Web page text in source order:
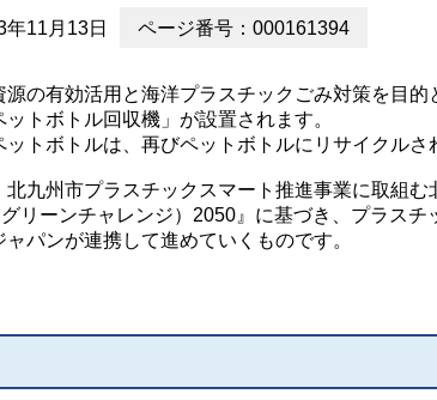
年11月13日 ページ番号：000161394
の有効活用と海洋プラスチックごみ対策を目的
ットボトル回収機」が設置されます。
トボトルは、再びペットボトルにリサイクルさ
九州市プラスチックスマート推進事業に取組
リーンチャレンジ）2050』に基づき、プラス
パンが連携して進めていくものです。